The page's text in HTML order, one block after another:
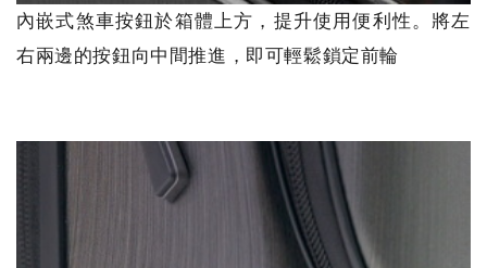
內嵌式煞車按鈕於箱體上方，提升使用便利性。將左
右兩邊的按鈕向中間推進，即可輕鬆鎖定前輪